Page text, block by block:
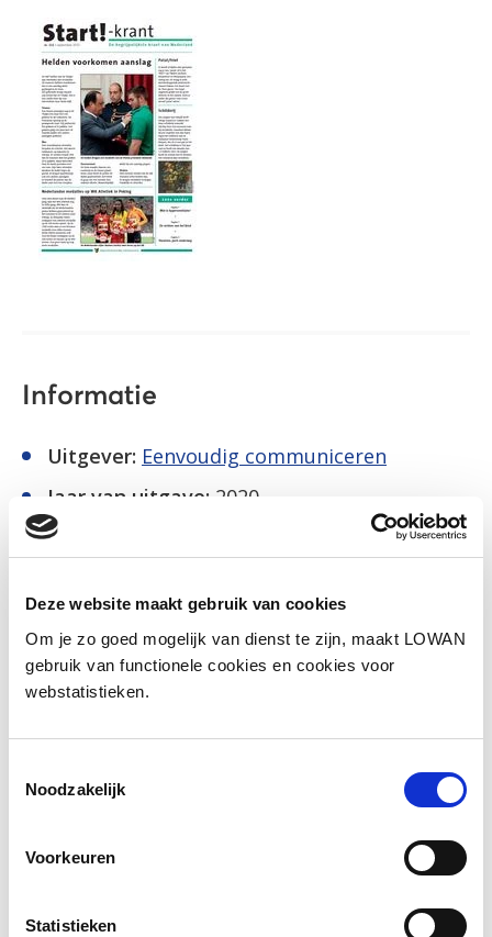
Deze website maakt gebruik van cookies
Om je zo goed mogelijk van dienst te zijn, maakt LOWAN
gebruik van functionele cookies en cookies voor
webstatistieken.
Noodzakelijk
Voorkeuren
Statistieken
Informatie
Uitgever: Eenvoudig communiceren
Jaar van uitgave: 2020
Social media
Deel deze pagina